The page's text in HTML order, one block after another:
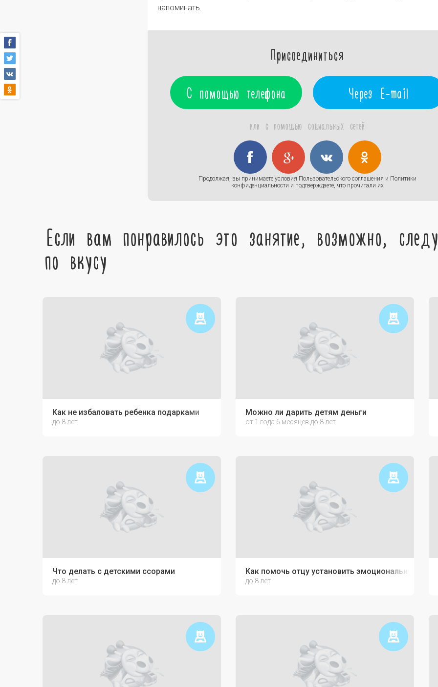
напоминать.
Присоединиться
С помощью телефона Через E-mail
или с помощью социальных сетей
Продолжая, вы принимаете условия Пользовательского соглашения и Политики
конфиденциальности и подтверждаете, что прочитали их
Если вам понравилось это занятие, возможно,
по вкусу
Как не избаловать ребенка подарками
до 8 лет
Можно ли дарить детям деньги
от 1 года 6 месяцев до 8 лет
Что делать с детскими ссорами
до 8 лет
Как помочь отцу установить эмоциональную
до 8 лет